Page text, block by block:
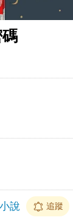
說 追蹤